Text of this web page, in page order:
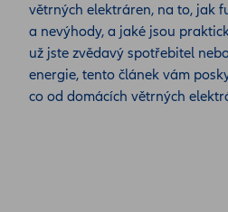
větrných elektráren, na to, jak
a nevýhody, a jaké jsou
už jste zvědavý spotřebitel
energie, tento článek vám
co od domácích větrných